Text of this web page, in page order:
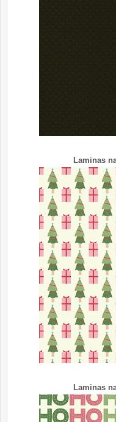
Laminas
Laminas